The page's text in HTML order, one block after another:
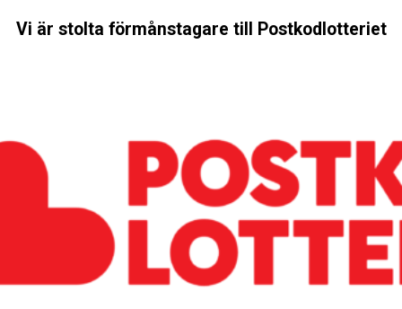
Vi är stolta förmånstagare till Postkodlotteriet